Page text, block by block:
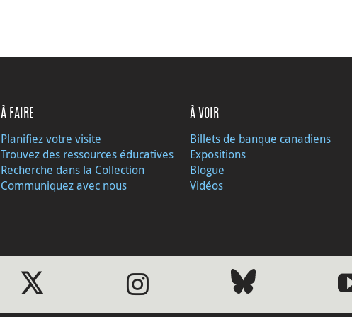
À FAIRE
Planifiez votre visite
Trouvez des ressources éducatives
Recherche dans la Collection
Communiquez avec nous
À VOIR
Billets de banque canadiens
Expositions
Blogue
Vidéos